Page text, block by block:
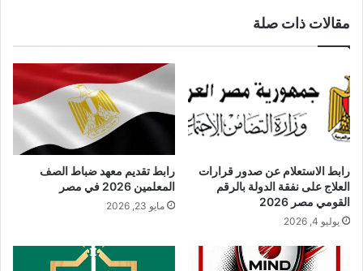
مقالات ذات صلة
رابط الاستعلام عن صدور قرارات
العلاج على نفقة الدولة بالرقم
القومي مصر 2026
يوليو 4, 2026
رابط تقديم معهد ضباط الصف
المعلمين 2026 في مصر
مايو 23, 2026